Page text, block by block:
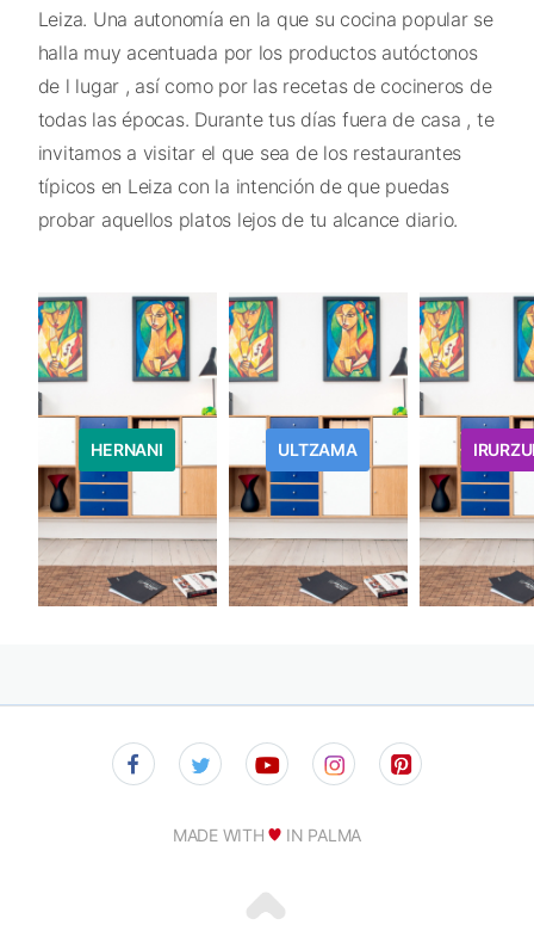
Leiza. Una autonomía en la que su cocina popular se
halla muy acentuada por los productos autóctonos
de l lugar , así como por las recetas de cocineros de
todas las épocas. Durante tus días fuera de casa , te
invitamos a visitar el que sea de los restaurantes
típicos en Leiza con la intención de que puedas
probar aquellos platos lejos de tu alcance diario.
HERNANI ULTZAMA
MADE WITH IN PALMA